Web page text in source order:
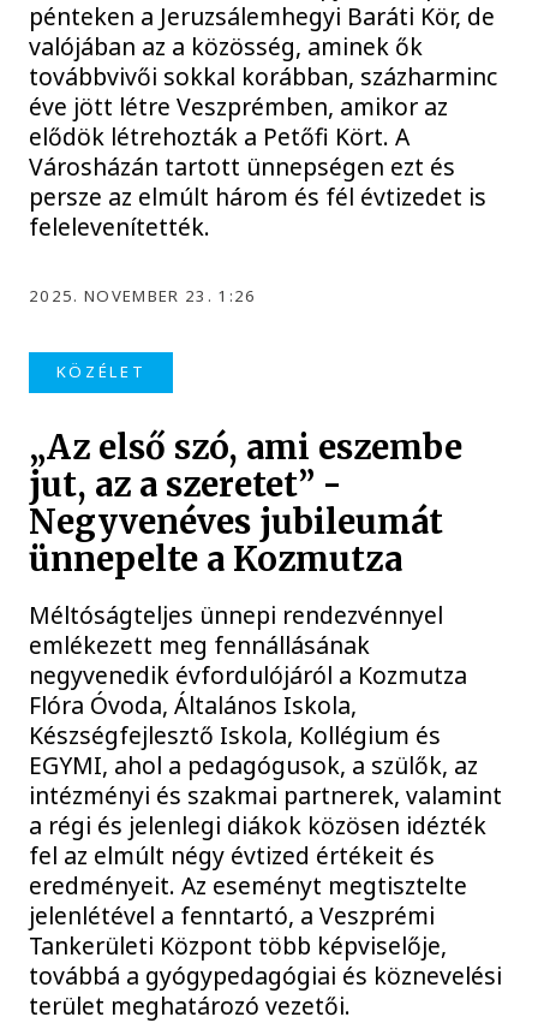
pénteken a Jeruzsálemhegyi Baráti Kör, de
valójában az a közösség, aminek ők
továbbvivői sokkal korábban, százharminc
éve jött létre Veszprémben, amikor az
elődök létrehozták a Petőfi Kört. A
Városházán tartott ünnepségen ezt és
persze az elmúlt három és fél évtizedet is
felelevenítették.
2025. NOVEMBER 23. 1:26
KÖZÉLET
„Az első szó, ami eszembe
jut, az a szeretet” -
Negyvenéves jubileumát
ünnepelte a Kozmutza
Méltóságteljes ünnepi rendezvénnyel
emlékezett meg fennállásának
negyvenedik évfordulójáról a Kozmutza
Flóra Óvoda, Általános Iskola,
Készségfejlesztő Iskola, Kollégium és
EGYMI, ahol a pedagógusok, a szülők, az
intézményi és szakmai partnerek, valamint
a régi és jelenlegi diákok közösen idézték
fel az elmúlt négy évtized értékeit és
eredményeit. Az eseményt megtisztelte
jelenlétével a fenntartó, a Veszprémi
Tankerületi Központ több képviselője,
továbbá a gyógypedagógiai és köznevelési
terület meghatározó vezetői.